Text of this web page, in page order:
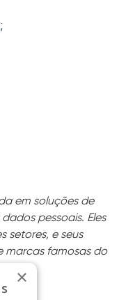
em soluções de
pessoais. Eles
setores, e seus
marcas famosas do
×